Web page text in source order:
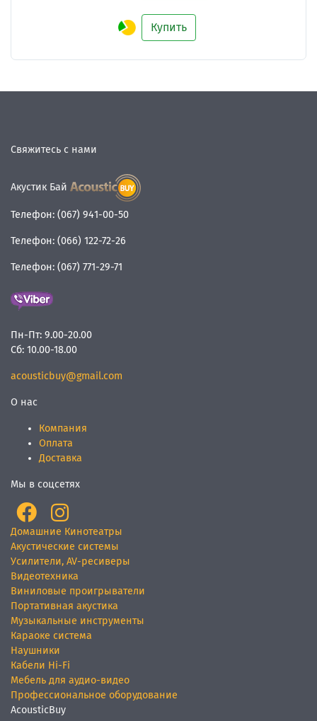
Купить
Свяжитесь с нами
Акустик Бай
Телефон: (067) 941-00-50
Телефон: (066) 122-72-26
Телефон: (067) 771-29-71
Пн-Пт: 9.00-20.00
Сб: 10.00-18.00
acousticbuy@gmail.com
О нас
Компания
Оплата
Доставка
Мы в соцсетях
Домашние Кинотеатры
Акустические системы
Усилители, AV-ресиверы
Видеотехника
Виниловые проигрыватели
Портативная акустика
Музыкальные инструменты
Караоке система
Наушники
Кабели Hi-Fi
Мебель для аудио-видео
Профессиональное оборудование
AcousticBuy